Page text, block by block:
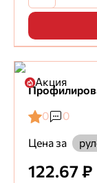
Акция
0
0
Цена за
122.67 ₽